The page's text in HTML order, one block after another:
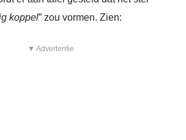
koppel” zou vormen. Zien:
▼ Advertentie